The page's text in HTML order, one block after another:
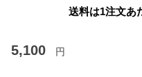
送料は1注文あ
5,100 円